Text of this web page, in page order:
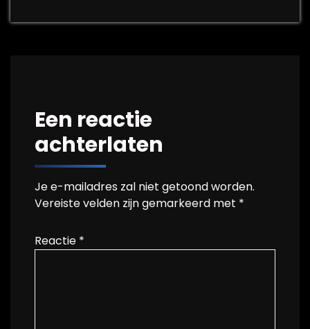
Een reactie
achterlaten
Je e-mailadres zal niet getoond worden.
Vereiste velden zijn gemarkeerd met *
Reactie *